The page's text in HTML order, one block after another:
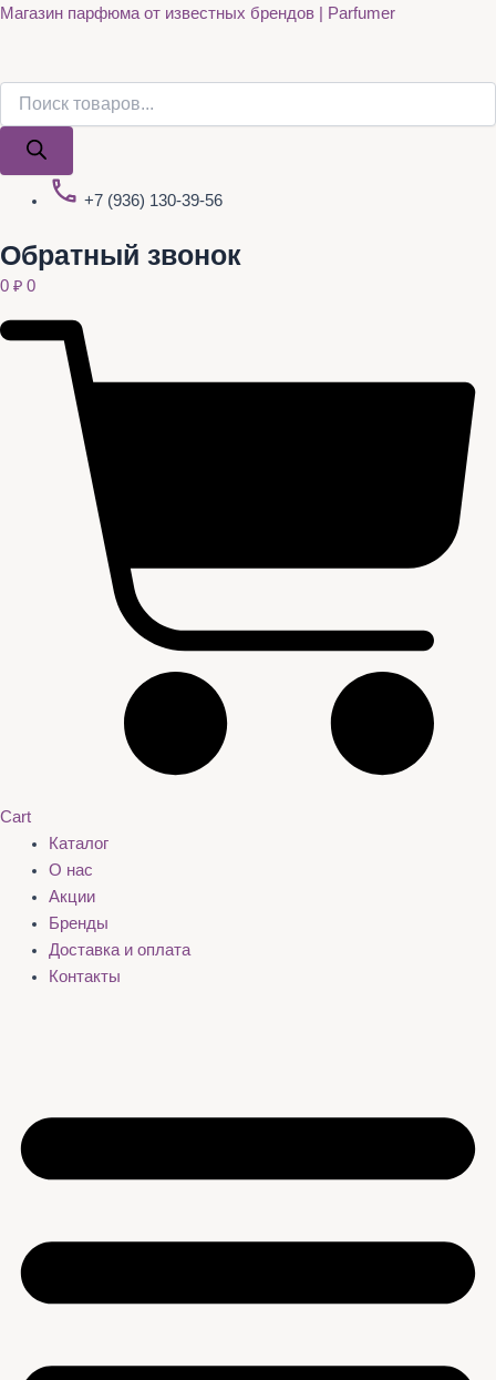
Перейти
Магазин парфюма от известных брендов | Parfumer
Поиск
+7 (936) 130-39-56
Обратный звонок
0 ₽ 0
Cart
Каталог
О нас
Акции
Бренды
Доставка и оплата
Контакты
Поиск
Quantity